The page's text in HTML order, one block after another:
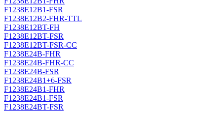
F1238E12B1-FSR
F1238E12B2-FHR-TTL
F1238E12BT-FH
F1238E12BT-FSR
F1238E12BT-FSR-CC
F1238E24B-FHR
F1238E24B-FHR-CC
F1238E24B-FSR
F1238E24B1+6-FSR
F1238E24B1-FHR
F1238E24B1-FSR
F1238E24BT-FSR